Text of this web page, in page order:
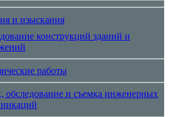
и изыскания
конструкций зданий и
работы
обследование и съемка инженерных